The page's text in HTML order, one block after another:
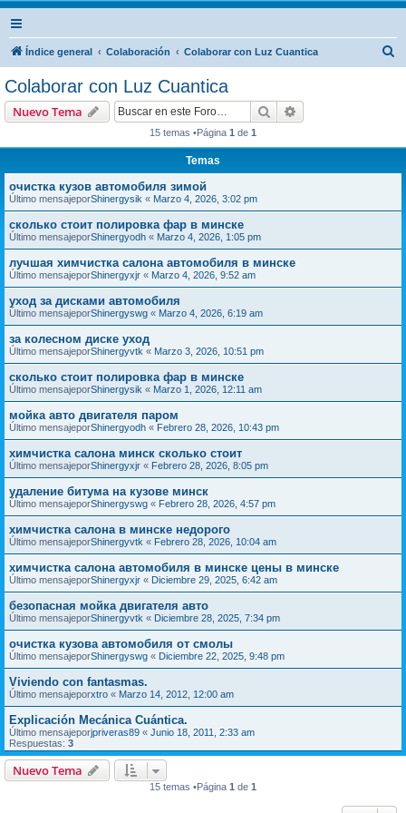
Índice general Colaboración Colaborar con Luz Cuantica
Colaborar con Luz Cuantica
Nuevo Tema Buscar
15 temas •Página 1 de 1
Temas
очистка кузов автомобиля зимой
Último mensajeporShinergysik « Marzo 4, 2026, 3:02 pm
сколько стоит полировка фар в минске
Último mensajeporShinergyodh « Marzo 4, 2026, 1:05 pm
лучшая химчистка салона автомобиля в минске
Último mensajeporShinergyxjr « Marzo 4, 2026, 9:52 am
уход за дисками автомобиля
Último mensajeporShinergyswg « Marzo 4, 2026, 6:19 am
за колесном диске уход
Último mensajeporShinergyvtk « Marzo 3, 2026, 10:51 pm
сколько стоит полировка фар в минске
Último mensajeporShinergysik « Marzo 1, 2026, 12:11 am
мойка авто двигателя паром
Último mensajeporShinergyodh « Febrero 28, 2026, 10:43 pm
химчистка салона минск сколько стоит
Último mensajeporShinergyxjr « Febrero 28, 2026, 8:05 pm
удаление битума на кузове минск
Último mensajeporShinergyswg « Febrero 28, 2026, 4:57 pm
химчистка салона в минске недорого
Último mensajeporShinergyvtk « Febrero 28, 2026, 10:04 am
химчистка салона автомобиля в минске цены в минске
Último mensajeporShinergyxjr « Diciembre 29, 2025, 6:42 am
безопасная мойка двигателя авто
Último mensajeporShinergyvtk « Diciembre 28, 2025, 7:34 pm
очистка кузова автомобиля от смолы
Último mensajeporShinergyswg « Diciembre 22, 2025, 9:48 pm
Viviendo con fantasmas.
Último mensajeporxtro « Marzo 14, 2012, 12:00 am
Explicación Mecánica Cuántica.
Último mensajeporjpriveras89 « Junio 18, 2011, 2:33 am
Respuestas: 3
Nuevo Tema
15 temas •Página 1 de 1